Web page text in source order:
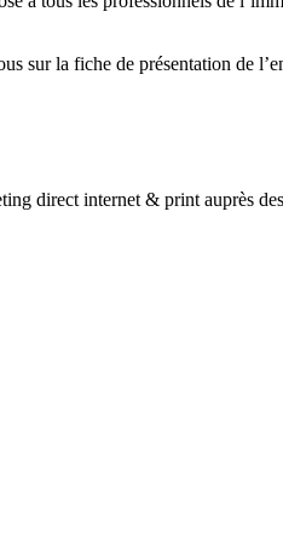
sur la fiche de présentation de
direct internet & print auprès